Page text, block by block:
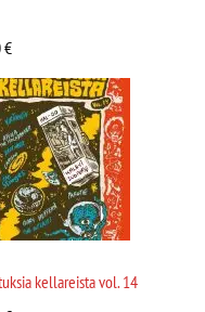
€
kellareista vol. 14